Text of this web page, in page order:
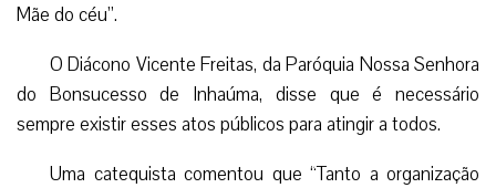
Mãe do céu”.
O Diácono Vicente Freitas, da Paróquia Nossa Senhora
do Bonsucesso de Inhaúma, disse que é necessário
sempre existir esses atos públicos para atingir a todos.
Uma catequista comentou que “Tanto a organização